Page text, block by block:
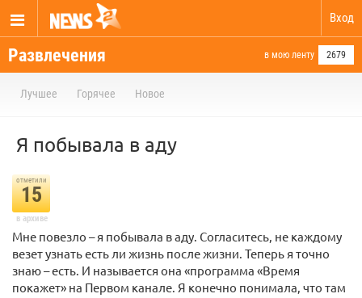
Вход
Развлечения в мою ленту 2679
Лучшее Горячее Новое
Я побывала в аду
отметили
15
в архиве
Мне повезло – я побывала в аду. Согласитесь, не каждому
везет узнать есть ли жизнь после жизни. Теперь я точно
знаю – есть. И называется она «программа «Время
покажет» на Первом канале. Я конечно понимала, что там